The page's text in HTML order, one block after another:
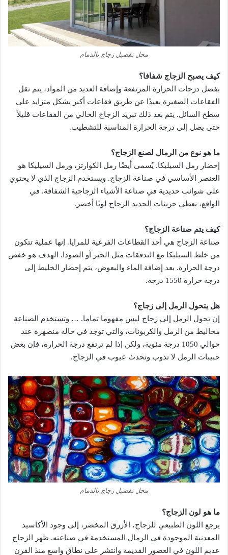
محل تفصيل زجاج بالدمام
كيف يصبح الزجاج شفافا؟
بفضل درجات الحرارة المرتفعة وإضافة العديد من المواد، يتم نقل
الفقاعات الصغيرة بعيدًا عن طريق فقاعات أكبر بشكل متزايد على
سطح السائل. يتم بعد ذلك تبريد الزجاج الخالي من الفقاعات قليلاً
حتى يصل إلى درجة الحرارة المناسبة للتشطيب.
ما هو نوع من الرمال لصنع الزجاج؟
إحضار رمل السيليكا. يُسمى أيضًا رمل الكوارتز، ورمل السيليكا هو
العنصر الأساسي في صناعة الزجاج. ويستخدم الزجاج الذي لا يحتوي
على شوائب حديدية في صناعة الأشياء الزجاجية الشفافة. في
الواقع، تعطي جزيئات الحديد الزجاج لونًا أخضر.
كيف يتم صناعة الزجاج؟
صناعة الزجاج هي أحد القطاعات الفرعية للمرايا. إنها عملية تتكون
من خلط السيليكا مع التدفقات مثل الجير أو الصودا. الهدف هو خفض
درجة الحرارة. بعد إضافة الماء والبعوض، يتم إحضار الخليط إلى
درجة حرارة 1550 درجة.
هل يتحول الرمل إلى زجاج؟
إن تحول الرمل إلى زجاج ليس مفهوما تماما. … وتستخدم الصناعة
مخاليط من الرمل والكربونات، والتي توجد في حالة منصهرة عند
حوالي 1050 درجة مئوية، ولكن إذا لم ترتفع درجة الحرارة، فإن بعض
حبيبات الرمل لا تذوب وتحدث عيوب في الزجاج.
محل تفصيل زجاج بالدمام
ما هو لون الزجاج؟
يرجع اللون الطبيعي للزجاج، الأزرق المخضر، إلى وجود الأكاسيد
المعدنية الموجودة في الرمال المستخدمة في صناعته. ظهر الزجاج
عديم اللون في العصور القديمة وانتشر على نطاق واسع منذ القرن